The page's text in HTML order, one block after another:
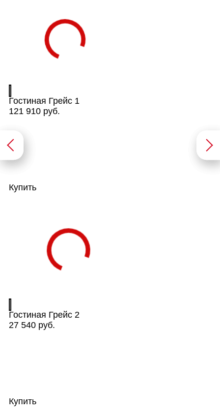
Гостиная Грейс 1
121 910 руб.
Купить
Гостиная Грейс 2
27 540 руб.
Купить